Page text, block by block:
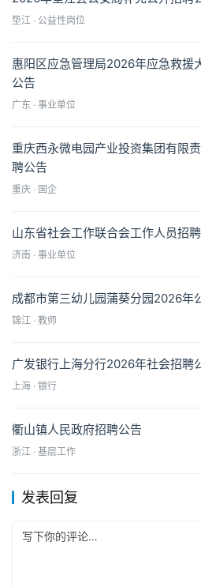
垫江 · 公益性岗位
惠阳区应急管理局2026年应急救援
公告
广东 · 事业单位
重庆西永微电园产业投资集团有限
聘公告
重庆 · 国企
山东省社会工作联合会工作人员招
济南 · 事业单位
成都市第三幼儿园蒲葵分园2026年
锦江 · 教师
广发银行上海分行2026年社会招聘
上海 · 银行
衢山镇人民政府招聘公告
浙江 · 基层工作
发表回复